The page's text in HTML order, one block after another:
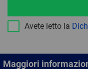
Avete letto la
Maggiori